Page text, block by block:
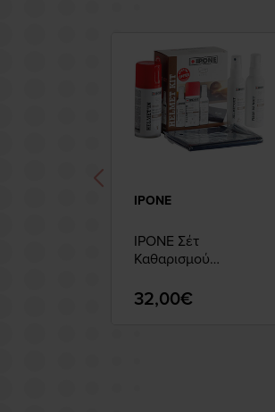
IPONE
IPONE Σέτ
Καθαρισμού
32,00€